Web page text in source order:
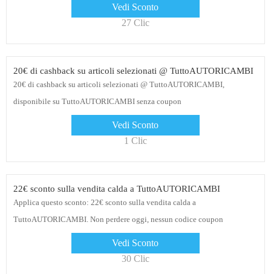
Vedi Sconto
27 Clic
20€ di cashback su articoli selezionati @ TuttoAUTORICAMBI
20€ di cashback su articoli selezionati @ TuttoAUTORICAMBI,
disponibile su TuttoAUTORICAMBI senza coupon
Vedi Sconto
1 Clic
22€ sconto sulla vendita calda a TuttoAUTORICAMBI
Applica questo sconto: 22€ sconto sulla vendita calda a
TuttoAUTORICAMBI. Non perdere oggi, nessun codice coupon
Vedi Sconto
30 Clic